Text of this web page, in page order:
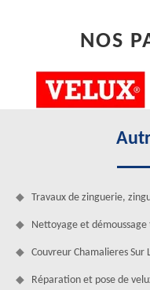
NOS
Travaux de zinguerie,
Nettoyage et
Couvreur Chamalieres Sur
Réparation et pose de